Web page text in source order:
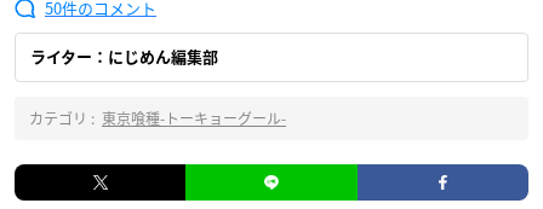
50
ライター：にじめん編集部
カテゴリ : 東京喰種-トーキョーグール-